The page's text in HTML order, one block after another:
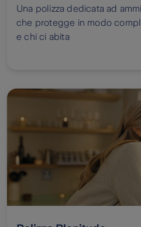
Una polizza dedicata ad
che protegge in modo
e chi ci abita